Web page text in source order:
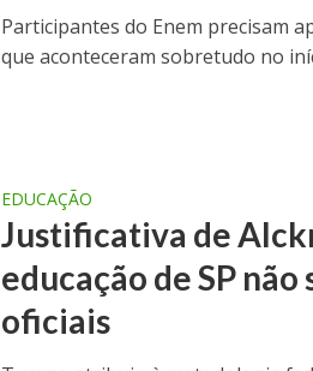
Participantes do Enem precisam
que aconteceram sobretudo no
EDUCAÇÃO
Justificativa de
educação de SP
oficiais